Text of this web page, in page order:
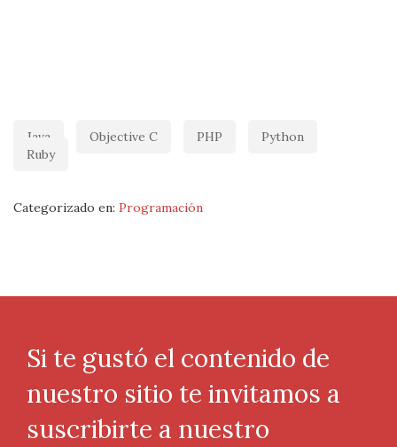
Java Objective C PHP
Python
Ruby
Categorizado en: Programación
Si te gustó el contenido de
nuestro sitio te invitamos a
suscribirte a nuestro